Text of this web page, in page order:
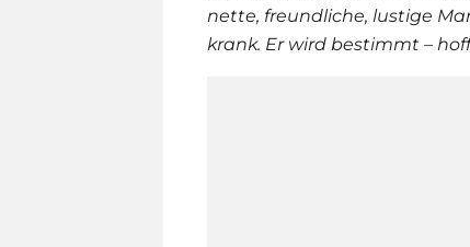
nette, freundliche, lustige
krank. Er wird bestimmt –